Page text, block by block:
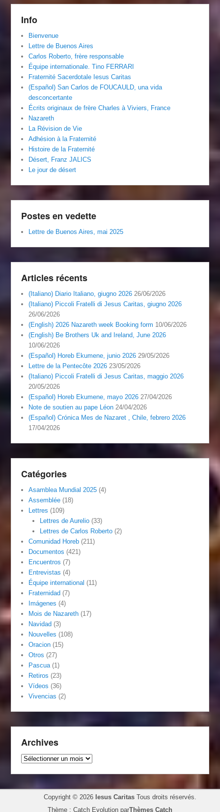
Info
Bienvenue
Lettre de Buenos Aires
Carlos Roberto, frère responsable
Équipe internationale. Tino FERRARI
Fraternité Sacerdotale Iesus Caritas
(Español) San Carlos de FOUCAULD, una vida
desconcertante
Écrits originaux de frère Charles à Viviers, France
Nazareth
La Révision de Vie
Adhésion à la Fraternité
Histoire de la Fraternité
Désert, Franz JALICS
Le jour de désert
Postes en vedette
Lettre de Buenos Aires, mai 2025
Articles récents
(Italiano) Diario Italiano, giugno 2026 26/06/2026
(Italiano) Piccoli Fratelli di Jesus Caritas, giugno 2026
26/06/2026
(English) 2026 Nazareth week Booking form 10/06/2026
(English) Be Brothers Uk and Ireland, June 2026
10/06/2026
(Español) Horeb Ekumene, junio 2026 29/05/2026
Lettre de la Pentecôte 2026 23/05/2026
(Italiano) Piccoli Fratelli di Jesus Caritas, maggio 2026
20/05/2026
(Español) Horeb Ekumene, mayo 2026 27/04/2026
Note de soutien au pape Léon 24/04/2026
(Español) Crónica Mes de Nazaret , Chile, febrero 2026
17/04/2026
Catégories
Asamblea Mundial 2025 (4)
Assemblée (18)
Lettres (109)
Lettres de Aurelio(33)
Lettres de Carlos Roberto(2)
Comunidad Horeb (211)
Documentos (421)
Encuentros (7)
Entrevistas (4)
Équipe international (11)
Fraternidad (7)
Imágenes (4)
Mois de Nazareth (17)
Navidad (3)
Nouvelles (108)
Oracion (15)
Otros (27)
Pascua (1)
Retiros (23)
Vídeos (36)
Vivencias (2)
Archives
Archives
Copyright © 2026 Iesus CaritasTous droits réservés.
Thème : Catch Evolution parThèmes Catch